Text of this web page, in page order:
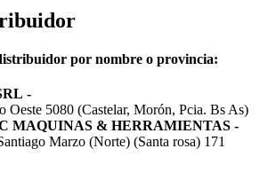
por nombre o provincia:
-
Oeste 5080 (Castelar, Morón, Pcia. Bs As)
MAQUINAS & HERRAMIENTAS -
Marzo (Norte) (Santa rosa) 171